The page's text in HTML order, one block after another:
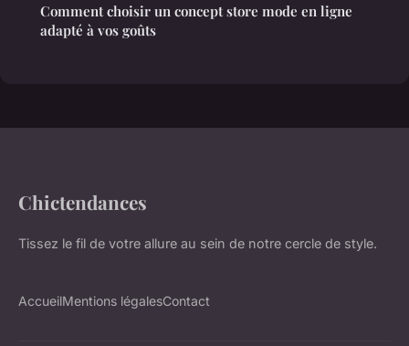
Comment choisir un concept store mode en ligne
adapté à vos goûts
Chictendances
Tissez le fil de votre allure au sein de notre cercle de style.
AccueilMentions légalesContact